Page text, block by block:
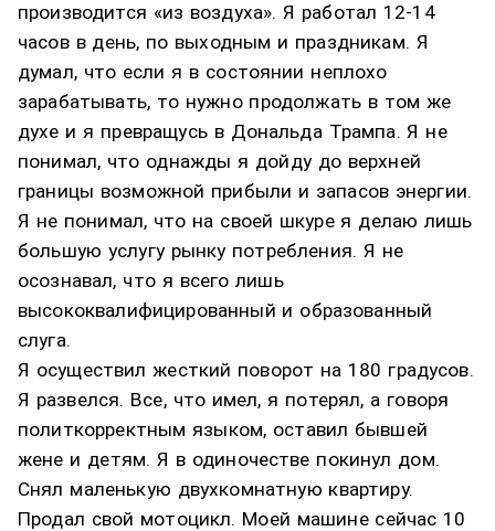
производится «из воздуха». Я работал 12-14
часов в день, по выходным и праздникам. Я
думал, что если я в состоянии неплохо
зарабатывать, то нужно продолжать в том же
духе и я превращусь в Дональда Трампа. Я не
понимал, что однажды я дойду до верхней
границы возможной прибыли и запасов энергии.
Я не понимал, что на своей шкуре я делаю лишь
большую услугу рынку потребления. Я не
осознавал, чтоя всего лишь
высококвалифицированный и образованный
слуга.
Я осуществил жесткий поворот на 180 градусов.
Я развелся. Все, что имел, я потерял, а говоря
политкорректным языком, оставил бывшей
жене и детям. Я в одиночестве покинул дом.
Снял маленькую двухкомнатную квартиру.
Продал свой мотоцикл. Моей машине сейчас 10